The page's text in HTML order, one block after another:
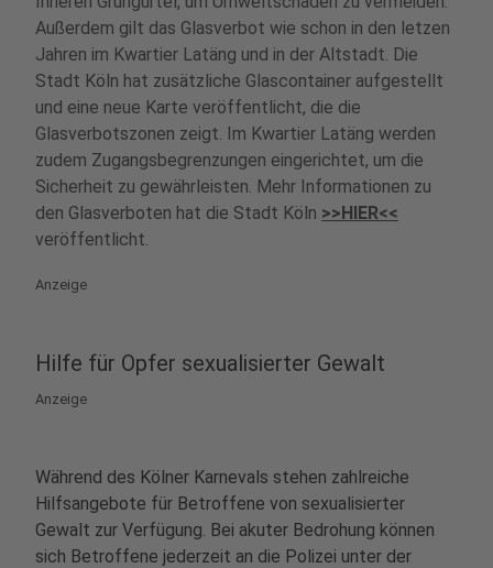
Außerdem gilt das Glasverbot wie schon in den letzen
Jahren im Kwartier Latäng und in der Altstadt. Die
Stadt Köln hat zusätzliche Glascontainer aufgestellt
und eine neue Karte veröffentlicht, die die
Glasverbotszonen zeigt. Im Kwartier Latäng werden
zudem Zugangsbegrenzungen eingerichtet, um die
Sicherheit zu gewährleisten. Mehr Informationen zu
den Glasverboten hat die Stadt Köln >>HIER<<
veröffentlicht.
Anzeige
Hilfe für Opfer sexualisierter Gewalt
Anzeige
Während des Kölner Karnevals stehen zahlreiche
Hilfsangebote für Betroffene von sexualisierter
Gewalt zur Verfügung. Bei akuter Bedrohung können
sich Betroffene jederzeit an die Polizei unter der